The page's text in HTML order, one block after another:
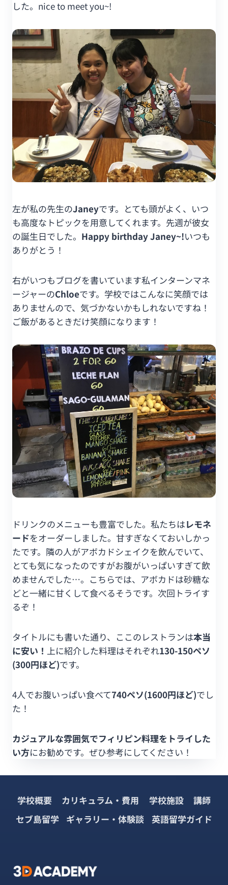
した。nice to meet you~!
左が私の先生のJaneyです。とても頭がよく、いつ
も高度なトピックを用意してくれます。先週が彼女
の誕生日でした。 Happy birthday Janey~!いつも
ありがとう！
右がいつもブログを書いています私インターンマネ
ージャーのChloeです。学校ではこんなに笑顔では
ありませんので、気づかないかもしれないですね！
ご飯があるときだけ笑顔になります！
ドリンクのメニューも豊富でした。私たちはレモネ
ードをオーダーしました。甘すぎなくておいしかっ
たです。隣の人がアボカドシェイクを飲んでいて、
とても気になったのですがお腹がいっぱいすぎて飲
めませんでした…。こちらでは、アボカドは砂糖な
どと一緒に甘くして食べるそうです。次回トライす
るぞ！
タイトルにも書いた通り、ここのレストランは本当
に安い！ 上に紹介した料理はそれぞれ130-150ペソ
(300円ほど)です。
4人でお腹いっぱい食べて740ペソ(1600円ほど)でし
た！
カジュアルな雰囲気でフィリピン料理をトライした
い方にお勧めです。ぜひ参考にしてください！
学校概要 カリキュラム・費用 学校施設
講師
セブ島留学 ギャラリー・体験談 英語留学ガイド